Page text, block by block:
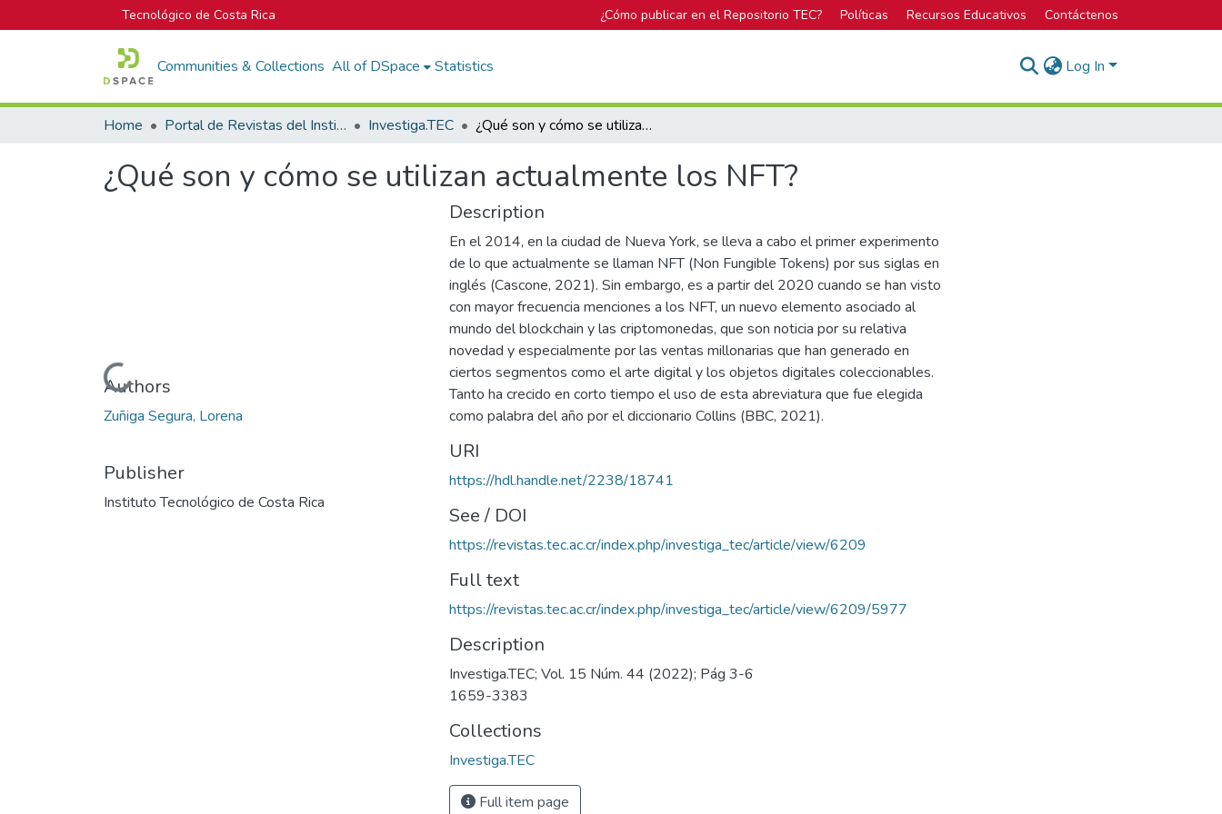
Tecnológico de Costa Rica ¿Cómo publicar en el Repositorio TEC? Políticas Recursos Educativos Contáctenos
Communities & Collections All of DSpace Statistics Log In
Home Portal de Revistas del Instituto Tecnológico de Costa Rica Investiga.TEC ¿Qué son y cómo se utilizan actualmente los NFT?
¿Qué son y cómo se utilizan actualmente los NFT?
Loading...
Authors
Zuñiga Segura, Lorena
Publisher
Instituto Tecnológico de Costa Rica
Description
En el 2014, en la ciudad de Nueva York, se lleva a cabo el primer experimento
de lo que actualmente se llaman NFT (Non Fungible Tokens) por sus siglas en
inglés (Cascone, 2021). Sin embargo, es a partir del 2020 cuando se han visto
con mayor frecuencia menciones a los NFT, un nuevo elemento asociado al
mundo del blockchain y las criptomonedas, que son noticia por su relativa
novedad y especialmente por las ventas millonarias que han generado en
ciertos segmentos como el arte digital y los objetos digitales coleccionables.
Tanto ha crecido en corto tiempo el uso de esta abreviatura que fue elegida
como palabra del año por el diccionario Collins (BBC, 2021).
URI
https://hdl.handle.net/2238/18741
See / DOI
https://revistas.tec.ac.cr/index.php/investiga_tec/article/view/6209
Full text
https://revistas.tec.ac.cr/index.php/investiga_tec/article/view/6209/5977
Description
Investiga.TEC; Vol. 15 Núm. 44 (2022); Pág 3-6
1659-3383
Collections
Investiga.TEC
Full item page